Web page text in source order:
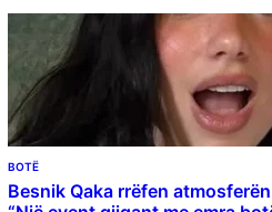
c
h
BOTË
Besnik Qaka rrëfen